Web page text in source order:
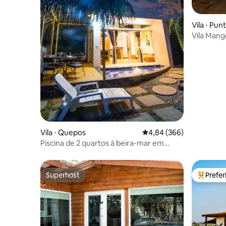
Vila ⋅ Quepos 4,84 de uma avaliação
4,84 (366)
Piscina de 2 quartos à beira-mar em
Vila ⋅
Vila
Superhost
Superhost Entre